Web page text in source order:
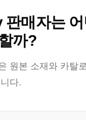
판매자는
까?
원본 소재와 카탈
다.